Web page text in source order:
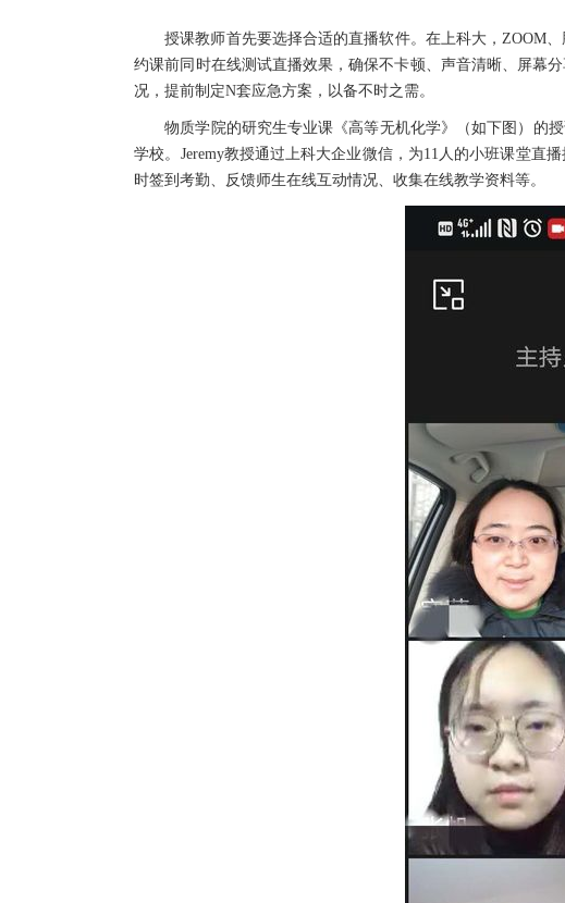
授课教师首先要选择合适的直播软件。在上科大，ZOOM
约课前同时在线测试直播效果，确保不卡顿、声音清晰、屏幕
况，提前制定N套应急方案，以备不时之需。
物质学院的研究生专业课《高等无机化学》（如下图）的
学校。Jeremy教授通过上科大企业微信，为11人的小班课堂直
时签到考勤、反馈师生在线互动情况、收集在线教学资料等。